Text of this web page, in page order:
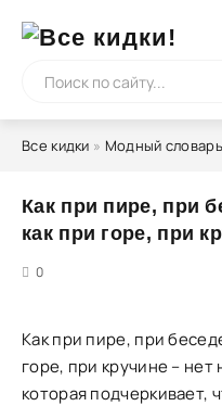
Все кидки » Модный словарь
Как при пире, при
как при горе, при
0
Как при пире, при
горе, при кручине –
которая подчеркивает,